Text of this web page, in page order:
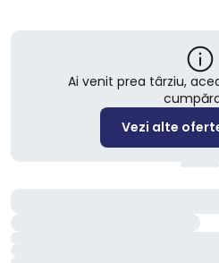
Ai venit prea târziu,
Vezi alte